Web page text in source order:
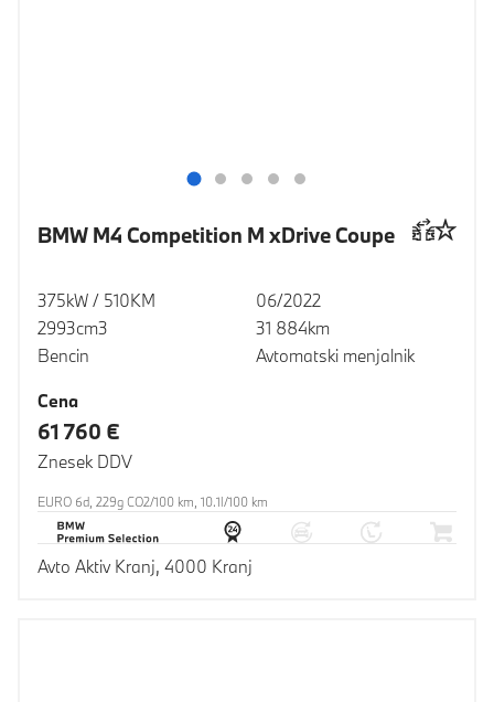
BMW M4 Competition M xDrive Coupe
375kW / 510KM
2993cm3
Bencin
06/2022
31 884km
Avtomatski menjalnik
Cena
61 760 €
Znesek DDV
EURO 6d, 229g CO2/100 km, 10.1l/100 km
Avto Aktiv Kranj, 4000 Kranj